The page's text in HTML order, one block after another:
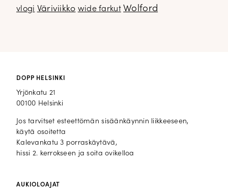
vlogi Väriviikko wide farkut Wolford
DOPP HELSINKI
Yrjönkatu 21
00100 Helsinki
Jos tarvitset esteettömän sisäänkäynnin liikkeeseen,
käytä osoitetta
Kalevankatu 3 porraskäytävä,
hissi 2. kerrokseen ja soita ovikelloa
AUKIOLOAJAT